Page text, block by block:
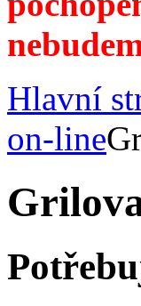
Hlavní
on-line